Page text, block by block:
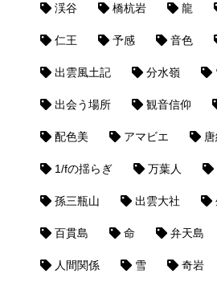
渓谷 橋杭岩 龍
仁王 予感 音色
出雲風土記 分水嶺
出会う場所 観音信仰
配色美 アマビエ
1/fの揺らぎ 万葉人
孫三瓶山 出雲大社
百貫島 命 弁天島
人間関係 雪 奇岩